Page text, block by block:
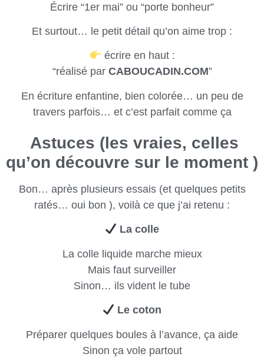
Écrire “1er mai” ou “porte bonheur”
Et surtout… le petit détail qu’on aime trop :
écrire en haut :
“réalisé par CABOUCADIN.COM”
En écriture enfantine, bien colorée… un peu de
travers parfois… et c’est parfait comme ça
Astuces (les vraies, celles
qu’on découvre sur le moment )
Bon… après plusieurs essais (et quelques petits
ratés… oui bon ), voilà ce que j’ai retenu :
La colle
La colle liquide marche mieux
Mais faut surveiller
Sinon… ils vident le tube
Le coton
Préparer quelques boules à l’avance, ça aide
Sinon ça vole partout